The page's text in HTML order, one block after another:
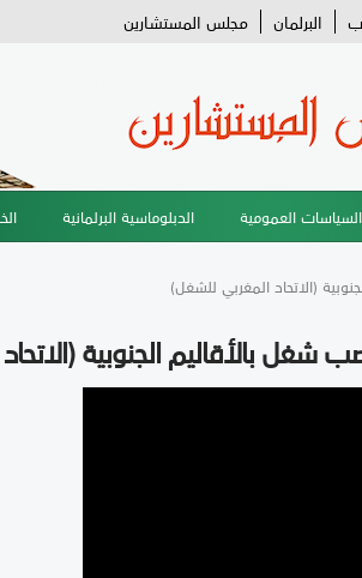
البرلمان مجلس المستشارين
العمومية الدبلوماسية البرلمانية